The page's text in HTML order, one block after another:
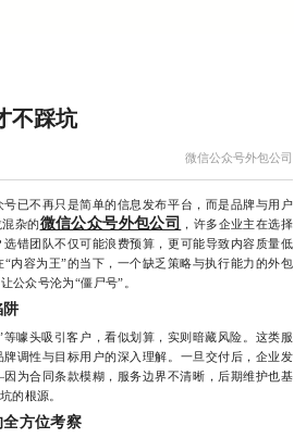
不踩坑
微信公众号外包公司
不再只是简单的信息发布平台，而是品牌与用户
杂的微信公众号外包公司
，许多企业主在选择
错团队不仅可能浪费预算，更可能导致内容质量低
内容为王”的当下，一个缺乏策略与执行能力的外包
公众号沦为“僵尸号”。
阱
噱头吸引客户，看似划算，实则暗藏风险。这类服
调性与目标用户的深入理解。一旦交付后，企业发
为合同条款模糊，服务边界不清晰，后期维护也基
的根源。
方位考察